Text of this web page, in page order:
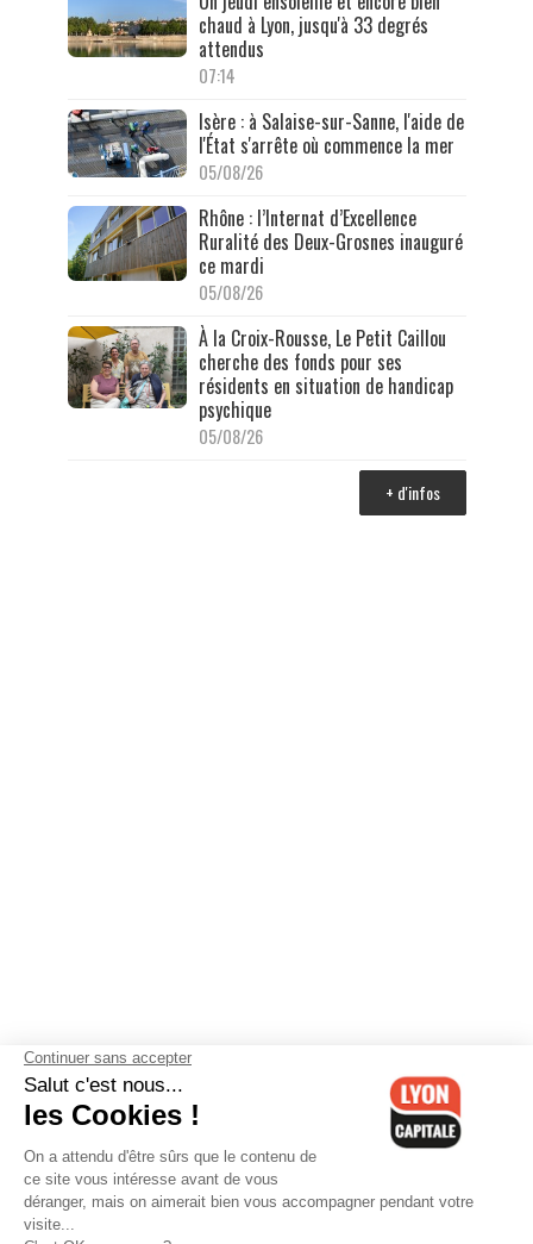
chaud à Lyon, jusqu'à 33 degrés
attendus
07:14
Isère : à Salaise-sur-Sanne, l'aide de
l'État s'arrête où commence la mer
05/08/26
Rhône : l’Internat d’Excellence
Ruralité des Deux-Grosnes inauguré
ce mardi
05/08/26
À la Croix-Rousse, Le Petit Caillou
cherche des fonds pour ses
résidents en situation de handicap
psychique
05/08/26
+ d'infos